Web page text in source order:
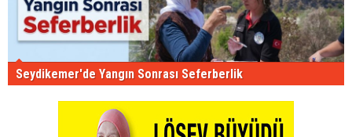
Seydikemer'de Yangın Sonrası Seferberlik